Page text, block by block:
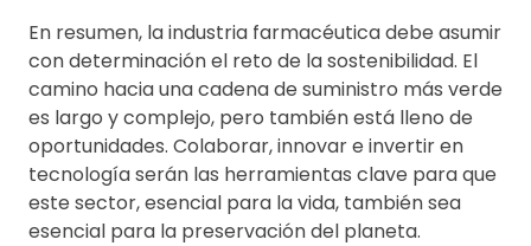
En resumen, la industria farmacéutica debe asumir
con determinación el reto de la sostenibilidad. El
camino hacia una cadena de suministro más verde
es largo y complejo, pero también está lleno de
oportunidades. Colaborar, innovar e invertir en
tecnología serán las herramientas clave para que
este sector, esencial para la vida, también sea
esencial para la preservación del planeta.